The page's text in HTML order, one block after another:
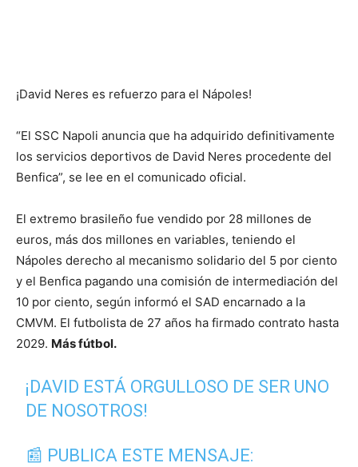
¡David Neres es refuerzo para el Nápoles!
“El SSC Napoli anuncia que ha adquirido definitivamente
los servicios deportivos de David Neres procedente del
Benfica”, se lee en el comunicado oficial.
El extremo brasileño fue vendido por 28 millones de
euros, más dos millones en variables, teniendo el
Nápoles derecho al mecanismo solidario del 5 por ciento
y el Benfica pagando una comisión de intermediación del
10 por ciento, según informó el SAD encarnado a la
CMVM. El futbolista de 27 años ha firmado contrato hasta
2029. Más fútbol.
¡DAVID ESTÁ ORGULLOSO DE SER UNO
DE NOSOTROS!
📰 PUBLICA ESTE MENSAJE: